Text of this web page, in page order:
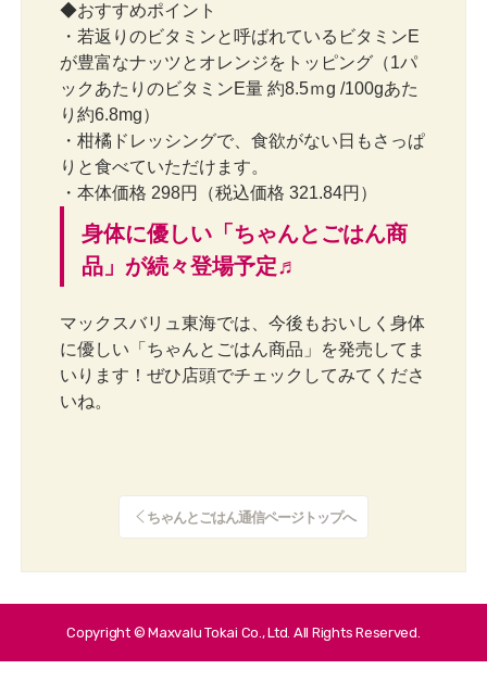
◆おすすめポイント
・若返りのビタミンと呼ばれているビタミンE
が豊富なナッツとオレンジをトッピング（1パ
ックあたりのビタミンE量 約8.5ｍg /100gあた
り約6.8mg）
・柑橘ドレッシングで、食欲がない日もさっぱ
りと食べていただけます。
・本体価格 298円（税込価格 321.84円）
身体に優しい「ちゃんとごはん商
品」が続々登場予定♬
マックスバリュ東海では、今後もおいしく身体
に優しい「ちゃんとごはん商品」を発売してま
いります！ぜひ店頭でチェックしてみてくださ
いね。
ちゃんとごはん通信ページトップへ
Copyright © Maxvalu Tokai Co., Ltd. All Rights Reserved.